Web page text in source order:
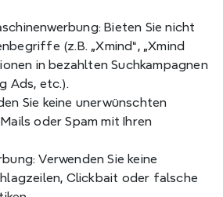
Bieten Sie nicht
(z.B. „Xmind“, „Xmind
in bezahlten Suchkampagnen
Ads, etc.).
Sie keine unerwünschten
oder Spam mit Ihren
Verwenden Sie keine
Clickbait oder falsche